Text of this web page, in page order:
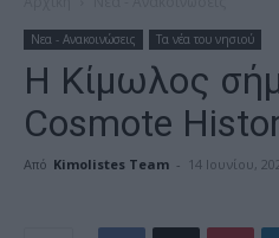
Νεα - Ανακοινώσεις Τα νέα του νησιού
Η Κίμωλος
Cosmote
Από Kimolistes Team - 14 Ιουνίου,